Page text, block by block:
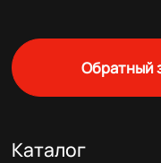
Обратный
Каталог